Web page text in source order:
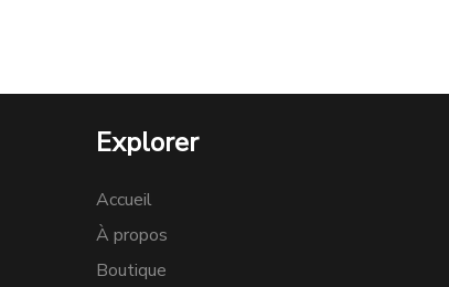
Explorer
Accueil
À propos
Boutique